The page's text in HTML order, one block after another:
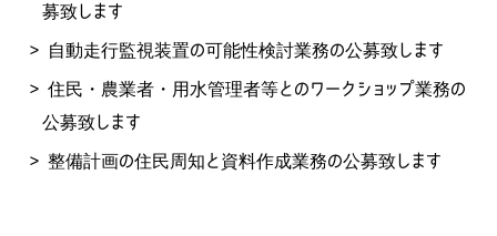
募致します
自動走行監視装置の可能性検討業務の公募致します
住民・農業者・用水管理者等とのワークショップ業務の
公募致します
整備計画の住民周知と資料作成業務の公募致します